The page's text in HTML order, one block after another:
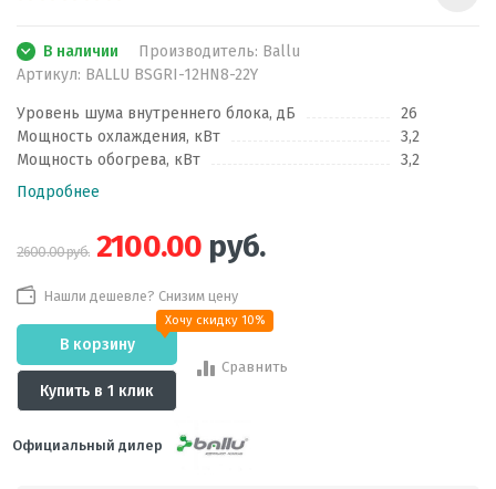
В наличии Производитель: Ballu
Артикул: BALLU BSGRI-12HN8-22Y
Уровень шума внутреннего блока, дБ
26
Мощность охлаждения, кВт
3,2
Мощность обогрева, кВт
3,2
Подробнее
2600.00 руб. 2100.00 руб.
Нашли дешевле? Снизим цену
В корзину
Купить в 1 клик
Хочу скидку 10%
Сравнить
Официальный дилер